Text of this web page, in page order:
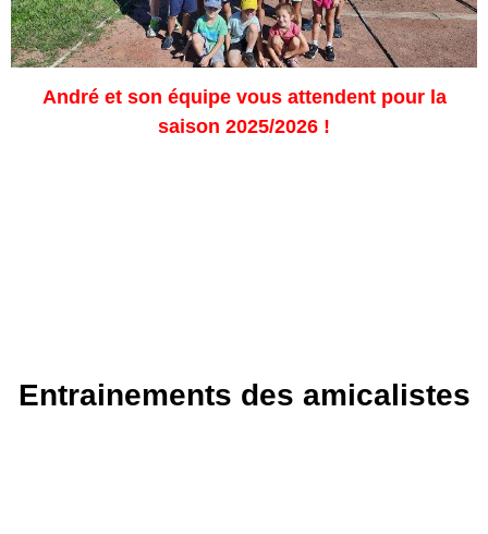
André et son équipe vous attendent pour la
saison 2025/2026 !
Entrainements des amicalistes